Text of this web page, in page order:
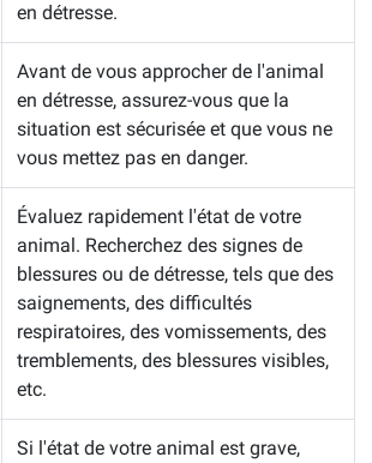
en détresse.
Avant de vous approcher de l'animal
en détresse, assurez-vous que la
situation est sécurisée et que vous ne
vous mettez pas en danger.
Évaluez rapidement l'état de votre
animal. Recherchez des signes de
blessures ou de détresse, tels que des
saignements, des difficultés
respiratoires, des vomissements, des
tremblements, des blessures visibles,
etc.
Si l'état de votre animal est grave,